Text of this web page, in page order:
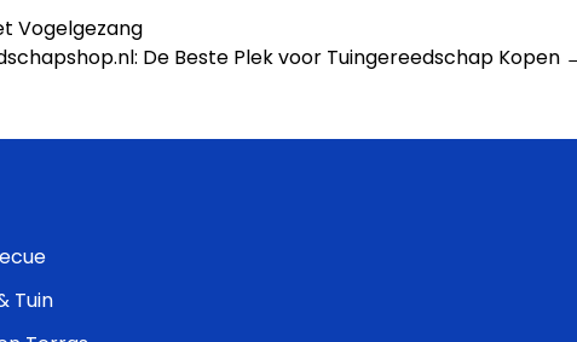
Vogelgezang
De Beste Plek voor Tuingereedschap Kopen
Tuin